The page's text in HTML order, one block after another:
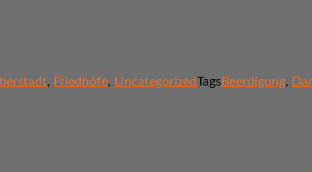
, Friedhöfe, UncategorizedTagsBeerdigung,